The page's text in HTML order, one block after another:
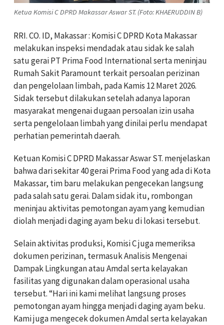
Ketua Komisi C DPRD Makassar Aswar ST. (Foto: KHAERUDDIN B)
RRI. CO. ID, Makassar : Komisi C DPRD Kota Makassar
melakukan inspeksi mendadak atau sidak ke salah
satu gerai PT Prima Food International serta meninjau
Rumah Sakit Paramount terkait persoalan perizinan
dan pengelolaan limbah, pada Kamis 12 Maret 2026.
Sidak tersebut dilakukan setelah adanya laporan
masyarakat mengenai dugaan persoalan izin usaha
serta pengelolaan limbah yang dinilai perlu mendapat
perhatian pemerintah daerah.
Ketuan Komisi C DPRD Makassar Aswar ST. menjelaskan
bahwa dari sekitar 40 gerai Prima Food yang ada di Kota
Makassar, tim baru melakukan pengecekan langsung
pada salah satu gerai. Dalam sidak itu, rombongan
meninjau aktivitas pemotongan ayam yang kemudian
diolah menjadi daging ayam beku di lokasi tersebut.
Selain aktivitas produksi, Komisi C juga memeriksa
dokumen perizinan, termasuk Analisis Mengenai
Dampak Lingkungan atau Amdal serta kelayakan
fasilitas yang digunakan dalam operasional usaha
tersebut. “Hari ini kami melihat langsung proses
pemotongan ayam hingga menjadi daging ayam beku.
Kami juga mengecek dokumen Amdal serta kelayakan